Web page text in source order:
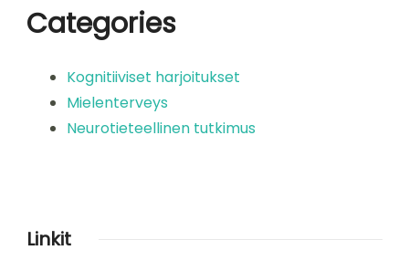
Categories
Kognitiiviset harjoitukset
Mielenterveys
Neurotieteellinen tutkimus
Linkit